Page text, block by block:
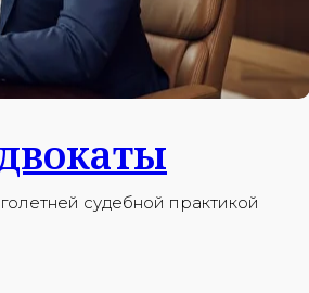
судебной практикой